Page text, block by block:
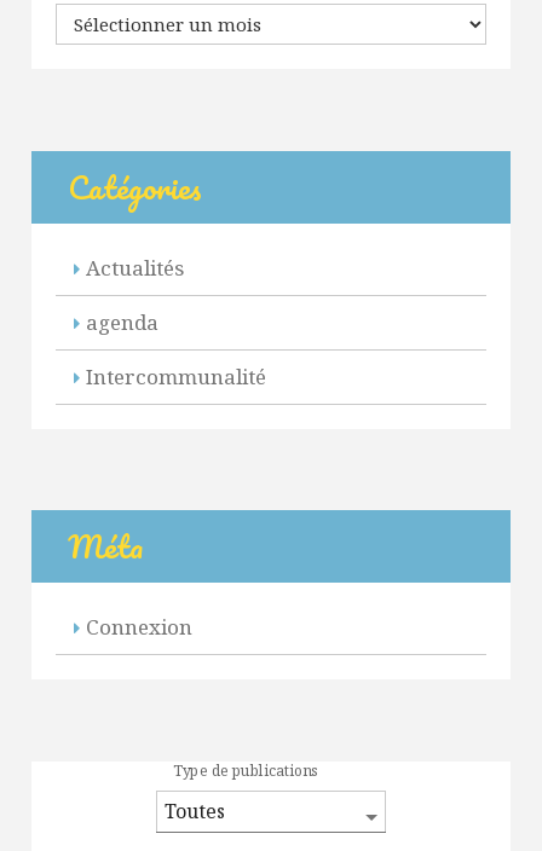
Archives
Catégories
Actualités
agenda
Intercommunalité
Méta
Connexion
Type de publications